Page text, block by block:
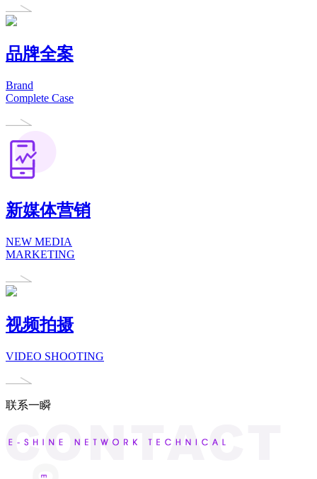
品牌全案
Brand
Complete Case
新媒体营销
NEW MEDIA
MARKETING
视频拍摄
VIDEO SHOOTING
联系一瞬